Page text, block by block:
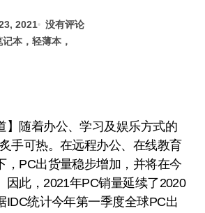
2021
没有评论
本，轻薄本，
随着办公、学习及娱乐方式的
手可热。在远程办公、在线教育
，PC出货量稳步增加，并将在今
因此，2021年PC销量延续了2020
IDC统计今年第一季度全球PC出